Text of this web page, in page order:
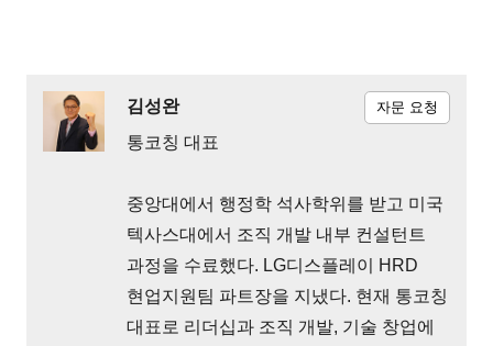
김성완
통코칭 대표
중앙대에서 행정학 석사학위를 받고 미국
텍사스대에서 조직 개발 내부 컨설턴트
과정을 수료했다. LG디스플레이 HRD
현업지원팀 파트장을 지냈다. 현재 통코칭
대표로 리더십과 조직 개발, 기술 창업에
자문 요청